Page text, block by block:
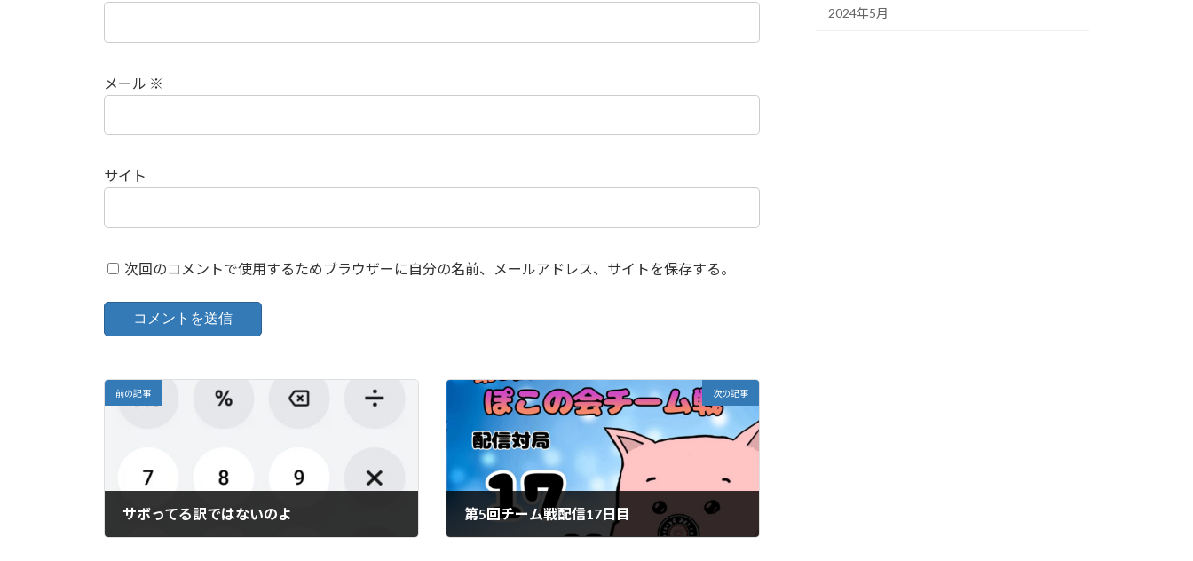
メール ※
サイト
次回のコメントで使用するためブラウザーに自分の名前、メールアドレス、サイトを保存する。
前の記事
サボってる訳ではないのよ
次の記事
第5回チーム戦配信17日目
2024年5月